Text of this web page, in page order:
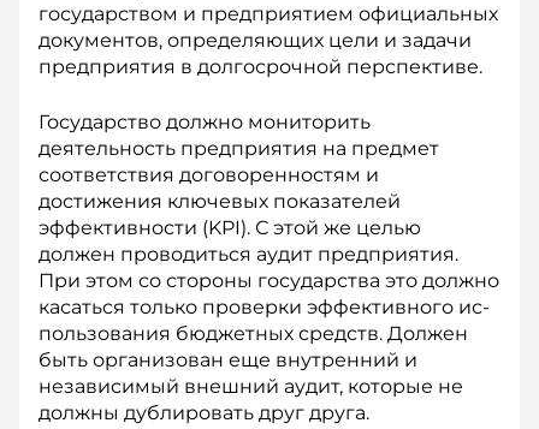
государством и предприятием официальных
документов, определяющих цели и задачи
предприятия в долгосрочной перспективе.
Государство должно мониторить
деятельность предприятия на пре­д­мет
соответствия договоренностям и
достижения ключевых показателей
эффективности (KPI). С этой же целью
должен проводиться аудит предприятия.
При этом со стороны государства это должно
касаться только проверки эффективного ис­
пользования бюджетных средств. Должен
быть организован еще внутренний и
независимый внешний аудит, которые не
должны дублировать друг друга.